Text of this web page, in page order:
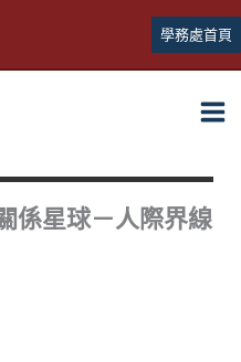
學務處首頁
係星球－人際界線